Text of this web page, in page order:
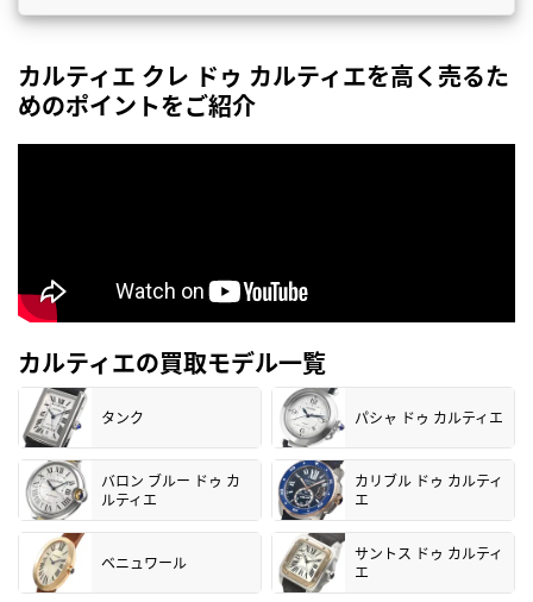
カルティエ クレ ドゥ カルティエを高く売るた
めのポイントをご紹介
カルティエの買取モデル一覧
タンク パシャ ドゥ カルティエ
バロン ブルー ドゥ カ
ルティエ
カリブル ドゥ カルティ
エ
ベニュワール
サントス ドゥ カルティ
エ